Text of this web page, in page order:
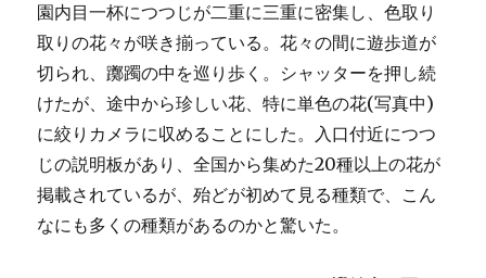
園内目一杯につつじが二重に三重に密集し、色取り
取りの花々が咲き揃っている。花々の間に遊歩道が
切られ、躑躅の中を巡り歩く。シャッターを押し続
けたが、途中から珍しい花、特に単色の花(写真中)
に絞りカメラに収めることにした。入口付近につつ
じの説明板があり、全国から集めた20種以上の花が
掲載されているが、殆どが初めて見る種類で、こん
なにも多くの種類があるのかと驚いた。